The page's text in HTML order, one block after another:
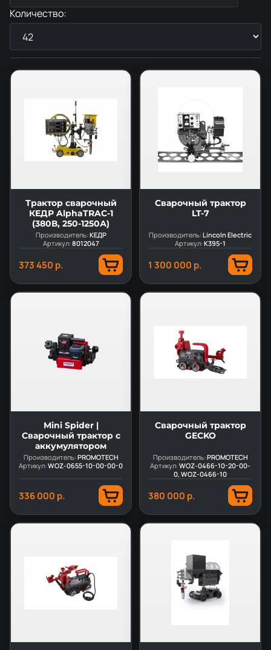
Количество:
Трактор сварочный
КЕДР AlphaTRAC-1
(380В, 250-1250А)
Производитель:КЕДР
Артикул:8012047
373 450 р.
Сварочный трактор
LT-7
Производитель:Lincoln Electric
Артикул:K395-1
1 300 000 р.
Mini Spider |
Сварочный трактор с
аккумулятором
Производитель:PROMOTECH
Артикул:WOZ-0655-10-00-00-0
336 000 р.
Сварочный трактор
GECKO
Производитель:PROMOTECH
Артикул:WOZ-0466-10-20-00-
0, WOZ-0466-10
380 000 р.